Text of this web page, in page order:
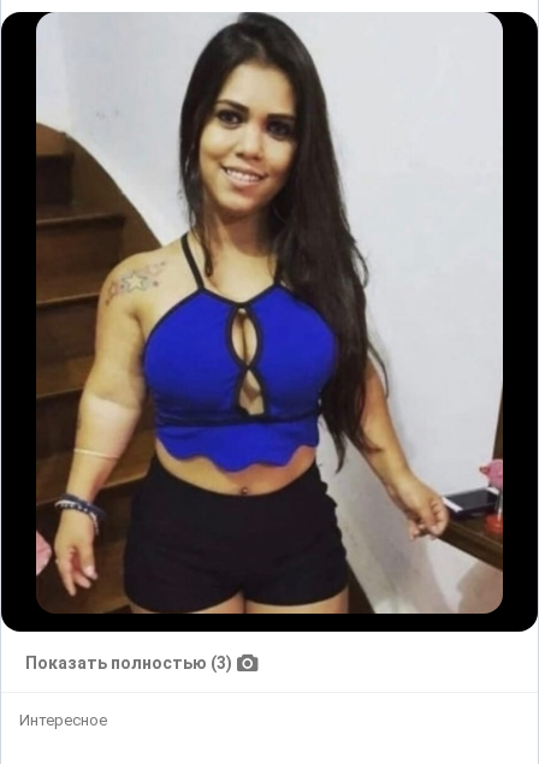
Показать полностью (3)
Интересное